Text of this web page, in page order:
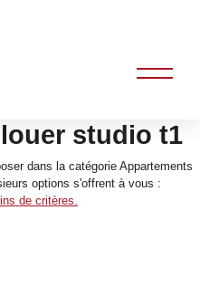
studio t1
dans la catégorie Appartements
options s'offrent à vous :
de critères.